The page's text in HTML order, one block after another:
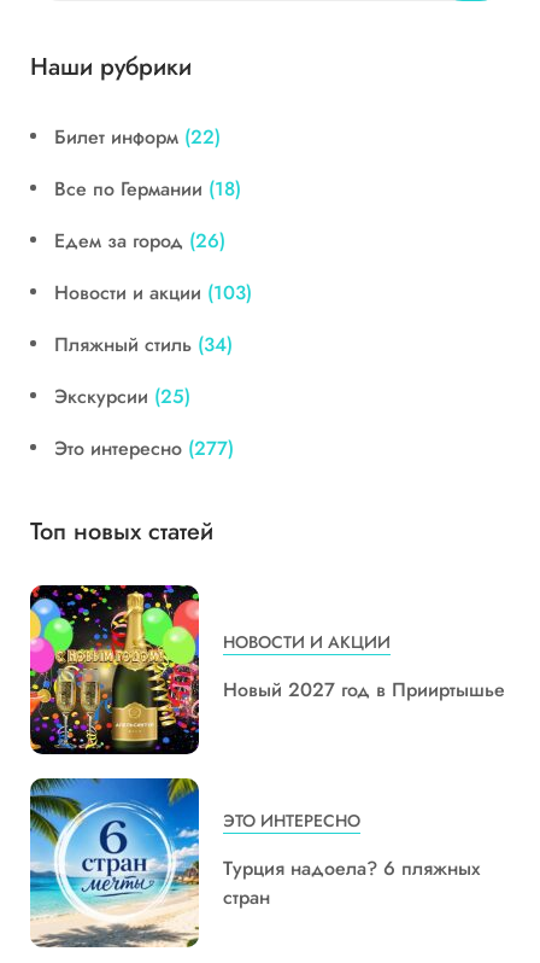
Наши рубрики
Билет информ (22)
Все по Германии (18)
Едем за город (26)
Новости и акции (103)
Пляжный стиль (34)
Экскурсии (25)
Это интересно (277)
Топ новых статей
НОВОСТИ И АКЦИИ
Новый 2027 год в Прииртышье
ЭТО ИНТЕРЕСНО
Турция надоела? 6 пляжных
стран